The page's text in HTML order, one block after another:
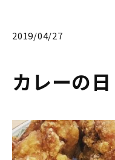
2019/04/27
カレーの日